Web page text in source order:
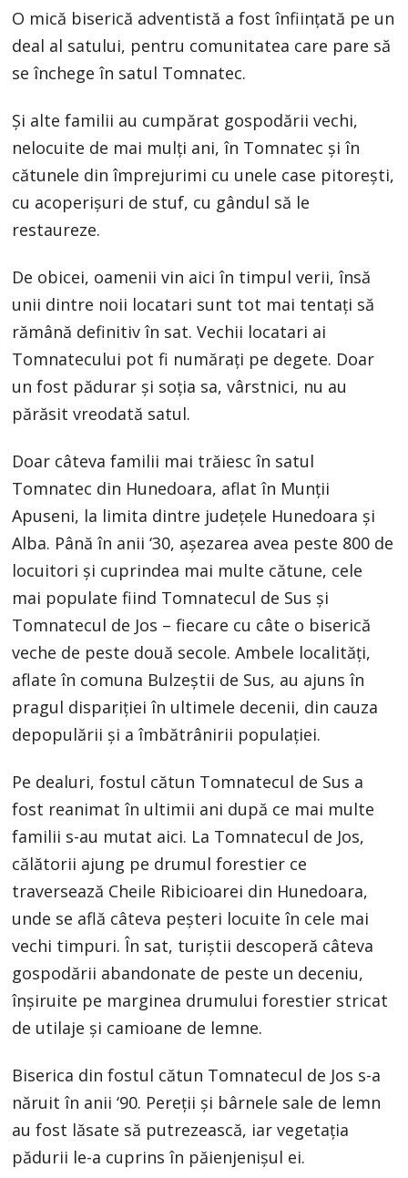
O mică biserică adventistă a fost înființată pe un
deal al satului, pentru comunitatea care pare să
se închege în satul Tomnatec.
Și alte familii au cumpărat gospodării vechi,
nelocuite de mai mulți ani, în Tomnatec și în
cătunele din împrejurimi cu unele case pitorești,
cu acoperișuri de stuf, cu gândul să le
restaureze.
De obicei, oamenii vin aici în timpul verii, însă
unii dintre noii locatari sunt tot mai tentați să
rămână definitiv în sat. Vechii locatari ai
Tomnatecului pot fi numărați pe degete. Doar
un fost pădurar și soția sa, vârstnici, nu au
părăsit vreodată satul.
Doar câteva familii mai trăiesc în satul
Tomnatec din Hunedoara, aflat în Munții
Apuseni, la limita dintre județele Hunedoara și
Alba. Până în anii ‘30, așezarea avea peste 800 de
locuitori și cuprindea mai multe cătune, cele
mai populate fiind Tomnatecul de Sus și
Tomnatecul de Jos – fiecare cu câte o biserică
veche de peste două secole. Ambele localități,
aflate în comuna Bulzeștii de Sus, au ajuns în
pragul dispariției în ultimele decenii, din cauza
depopulării și a îmbătrânirii populației.
Pe dealuri, fostul cătun Tomnatecul de Sus a
fost reanimat în ultimii ani după ce mai multe
familii s-au mutat aici. La Tomnatecul de Jos,
călătorii ajung pe drumul forestier ce
traversează Cheile Ribicioarei din Hunedoara,
unde se află câteva peșteri locuite în cele mai
vechi timpuri. În sat, turiștii descoperă câteva
gospodării abandonate de peste un deceniu,
înșiruite pe marginea drumului forestier stricat
de utilaje și camioane de lemne.
Biserica din fostul cătun Tomnatecul de Jos s-a
năruit în anii ‘90. Pereții și bârnele sale de lemn
au fost lăsate să putrezească, iar vegetația
pădurii le-a cuprins în păienjenișul ei.